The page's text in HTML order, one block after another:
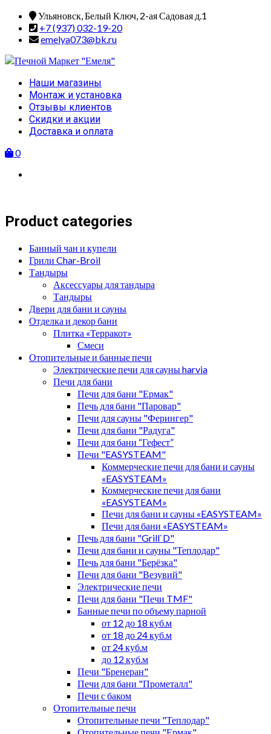
Skip
content
Ульяновск, Белый Ключ, 2-ая Садовая д.1
+7 (937) 032-19-20
emelya073@bk.ru
Primary
Menu
Наши магазины
Монтаж и установка
Отзывы клиентов
Скидки и акции
Доставка и оплата
0
Product categories
Банный чан и купели
Грили Char-Broil
Тандыры
Аксессуары для тандыра
Тандыры
Двери для бани и сауны
Отделка и декор бани
Плитка «Терракот»
Смеси
Отопительные и банные печи
Электрические печи для сауны harvia
Печи для бани
Печи для бани "Ермак"
Печь для бани "Паровар"
Печи для сауны "Ферингер"
Печи для бани "Радуга"
Печи для бани “Гефест”
Печи "EASYSTEAM"
Коммерческие печи для бани и сауны
«EASYSTEAM»
Коммерческие печи для бани
«EASYSTEAM»
Печи для бани и сауны «EASYSTEAM»
Печи для бани «EASYSTEAM»
Печь для бани "Grill`D"
Печи для бани и сауны "Теплодар"
Печь для бани "Берёзка"
Печи для бани "Везувий"
Электрические печи
Печи для бани "Печи TMF"
Банные печи по объему парной
от 12 до 18 куб.м
от 18 до 24 куб.м
от 24 куб.м
до 12 куб.м
Печи "Бренеран"
Печи для бани "Прометалл"
Печи с баком
Отопительные печи
Отопительные печи "Теплодар"